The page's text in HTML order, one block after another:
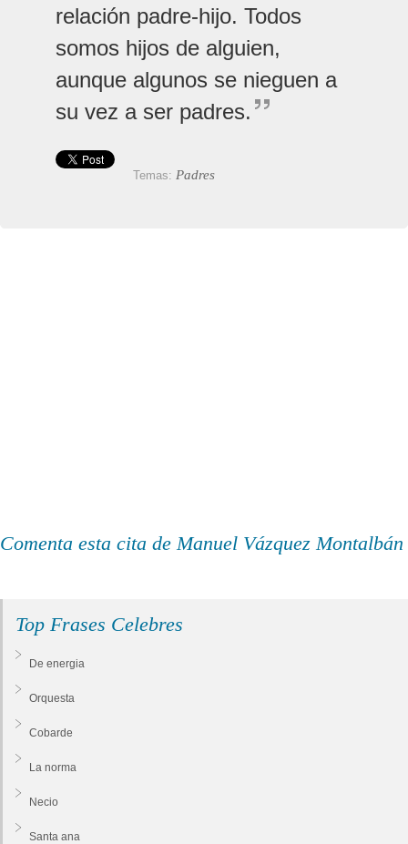
relación padre-hijo. Todos
somos hijos de alguien,
aunque algunos se nieguen a
su vez a ser padres.
Temas: Padres
Comenta esta cita de Manuel Vázquez Montalbán
Top Frases Celebres
De energia
Orquesta
Cobarde
La norma
Necio
Santa ana